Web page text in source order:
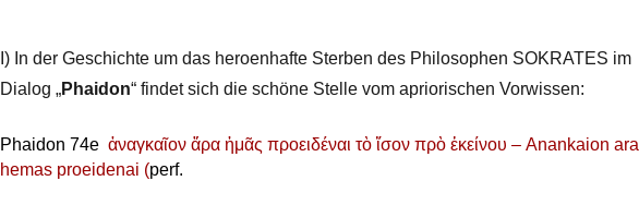
I) In der Geschichte um das heroenhafte Sterben des Philosophen SOKRATES im
Dialog „Phaidon“ findet sich die schöne Stelle vom apriorischen Vorwissen:
Phaidon 74eἀναγκαῖον ἄρα ἡμᾶς προειδέναι τὸ ἴσον πρὸ ἐκείνου – Anankaion ara
hemas proeidenai (perf.